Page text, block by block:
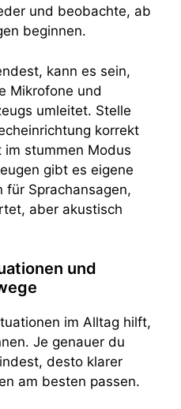
und beobachte, ab
beginnen.
kann es sein,
Mikrofone und
umleitet. Stelle
korrekt
stummen Modus
gibt es eigene
für Sprachansagen,
aber akustisch
und
im Alltag hilft,
Je genauer du
desto klarer
am besten passen.